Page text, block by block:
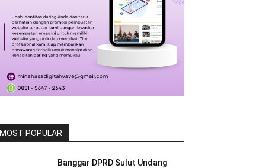
MOST POPULAR
Banggar DPRD Sulut Undang